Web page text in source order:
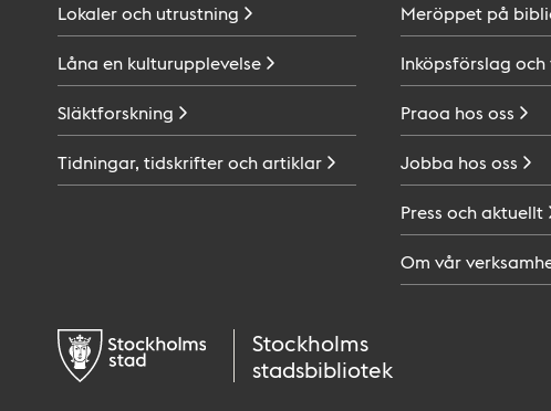
Lokaler och utrustning
Låna en kulturupplevelse
Släktforskning
Tidningar, tidskrifter ochartiklar
Meröppet på
Inköpsförslag och
Praoa hos oss
Jobba hos oss
Press ochaktuellt
Om vår
Stockholms
stadsbibliotek